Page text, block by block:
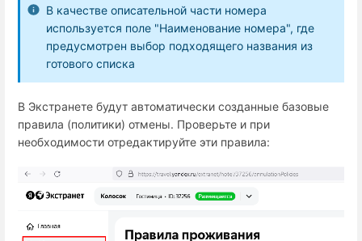
В качестве описательной части номера
используется поле "Наименование номера", где
предусмотрен выбор подходящего названия из
готового списка
В Экстранете будут автоматически созданные базовые
правила (политики) отмены. Проверьте и при
необходимости отредактируйте эти правила: